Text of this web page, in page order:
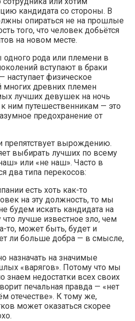
кандидата со стороны. В
опираться не на прошлые
того, что человек добьётся
на новом месте.
одного рода или племени в
вступают в браки
физическое
древних племен
лучших девушек на ночь
ним путешественникам — это
предохранение от
препятствует вырождению.
выбирать лучших по всему
или «не наш». Часто в
два типа перекосов:
есть хоть как-то
на эту должность, то мы
будем искать кандидата на
лучше известное зло, чем
то, может быть, будет и
ли больше добра — в смысле,
назначать на значимые
«варягов». Потому что мы
недостатки всех своих
печальная правда — «нет
отечестве». К тому же,
может оказаться скорее